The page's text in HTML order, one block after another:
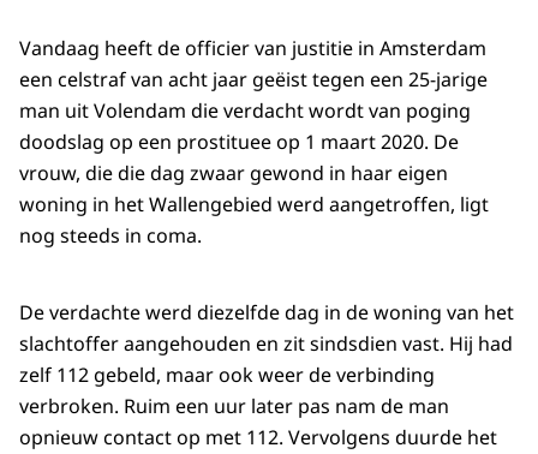
Vandaag heeft de officier van justitie in Amsterdam
een celstraf van acht jaar geëist tegen een 25-jarige
man uit Volendam die verdacht wordt van poging
doodslag op een prostituee op 1 maart 2020. De
vrouw, die die dag zwaar gewond in haar eigen
woning in het Wallengebied werd aangetroffen, ligt
nog steeds in coma.
De verdachte werd diezelfde dag in de woning van het
slachtoffer aangehouden en zit sindsdien vast. Hij had
zelf 112 gebeld, maar ook weer de verbinding
verbroken. Ruim een uur later pas nam de man
opnieuw contact op met 112. Vervolgens duurde het